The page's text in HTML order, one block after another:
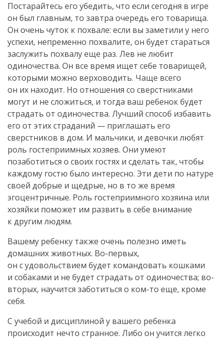
Постарайтесь его убедить, что если сегодня в игре
он был главным, то завтра очередь его товарища.
Он очень чуток к похвале: если вы заметили у него
успехи, непременно похвалите, он будет стараться
заслужить похвалу еще раз. Лев не любит
одиночества. Он все время ищет себе товарищей,
которыми можно верховодить. Чаще всего
он их находит. Но отношения со сверстниками
могут и не сложиться, и тогда ваш ребенок будет
страдать от одиночества. Лучший способ избавить
его от этих страданий — приглашать его
сверстников в дом. И мальчики, и девочки любят
роль гостеприимных хозяев. Они умеют
позаботиться о своих гостях и сделать так, чтобы
каждому гостю было интересно. Эти дети по натуре
своей добрые и щедрые, но в то же время
эгоцентричные. Роль гостеприимного хозяина или
хозяйки поможет им развить в себе внимание
к другим людям.
Вашему ребенку также очень полезно иметь
домашних животных. Во-первых,
он с удовольствием будет командовать кошками
и собаками и не будет страдать от одиночества; во-
вторых, научится заботиться о ком-то еще, кроме
себя.
С учебой и дисциплиной у вашего ребенка
происходит нечто странное. Либо он учится легко